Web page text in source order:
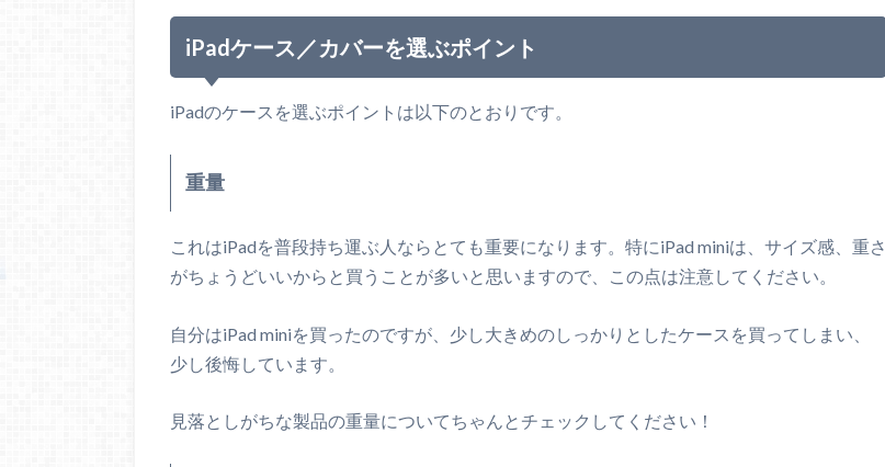
iPadケース／カバーを選ぶポイント
iPadのケースを選ぶポイントは以下のとおりです。
重量
これはiPadを普段持ち運ぶ人ならとても重要になります。特にiPad miniは、サイズ感、重さ
がちょうどいいからと買うことが多いと思いますので、この点は注意してください。
自分はiPad miniを買ったのですが、少し大きめのしっかりとしたケースを買ってしまい、
少し後悔しています。
見落としがちな製品の重量についてちゃんとチェックしてください！